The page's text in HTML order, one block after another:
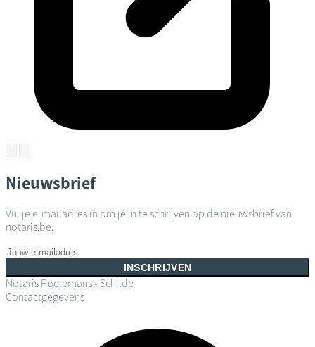
Nieuwsbrief
Vul je e-mailadres in om je in te schrijven op de nieuwsbrief van
notaris.be.
INSCHRIJVEN
Notaris Poelemans - Schilde
Contactgegevens